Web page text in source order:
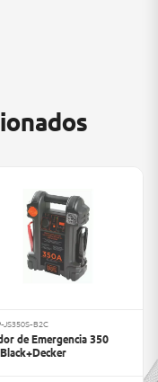
JS350S-B2C
de Emergencia 350